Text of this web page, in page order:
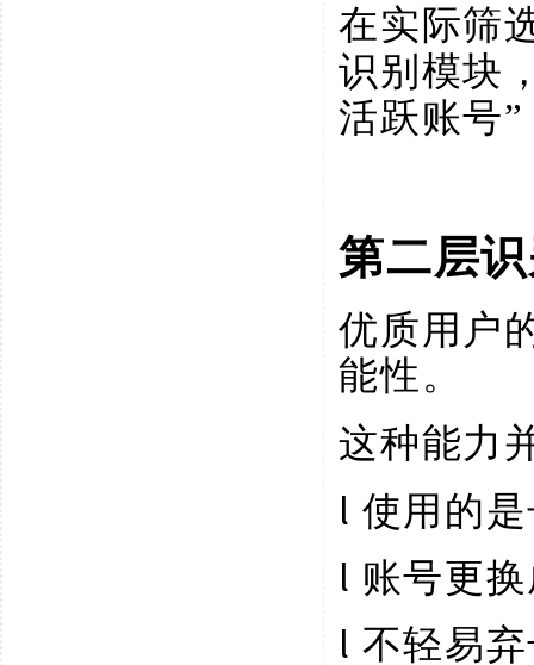
在实际筛
识别模块
活跃账号
第二层
优质用户
能性。
这种能力
l 使用的
l 账号更
l 不轻易